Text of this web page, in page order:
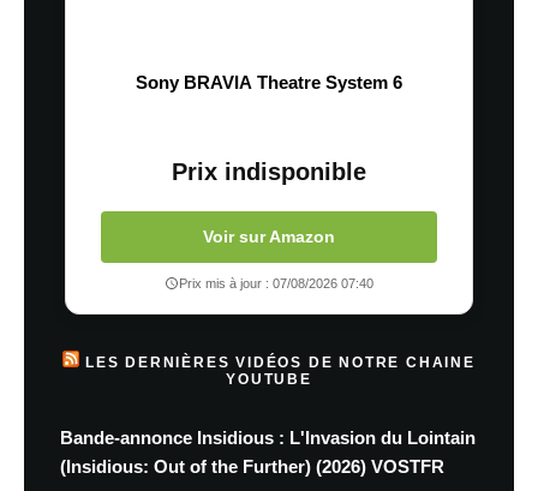
Sony BRAVIA Theatre System 6
Prix indisponible
Voir sur Amazon
Prix mis à jour : 07/08/2026 07:40
LES DERNIÈRES VIDÉOS DE NOTRE CHAINE
YOUTUBE
Bande-annonce Insidious : L'Invasion du Lointain
(Insidious: Out of the Further) (2026) VOSTFR